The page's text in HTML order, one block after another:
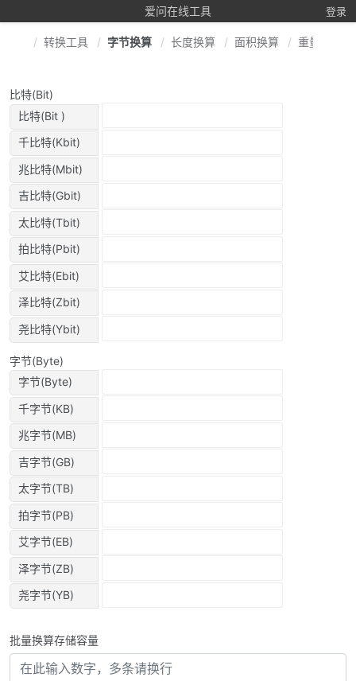
爱问在线工具 登录
转换工具 字节换算 长度换算 面积换算 重量换算
比特(Bit)
比特(Bit )
千比特(Kbit)
兆比特(Mbit)
吉比特(Gbit)
太比特(Tbit)
拍比特(Pbit)
艾比特(Ebit)
泽比特(Zbit)
尧比特(Ybit)
字节(Byte)
字节(Byte)
千字节(KB)
兆字节(MB)
吉字节(GB)
太字节(TB)
拍字节(PB)
艾字节(EB)
泽字节(ZB)
尧字节(YB)
批量换算存储容量